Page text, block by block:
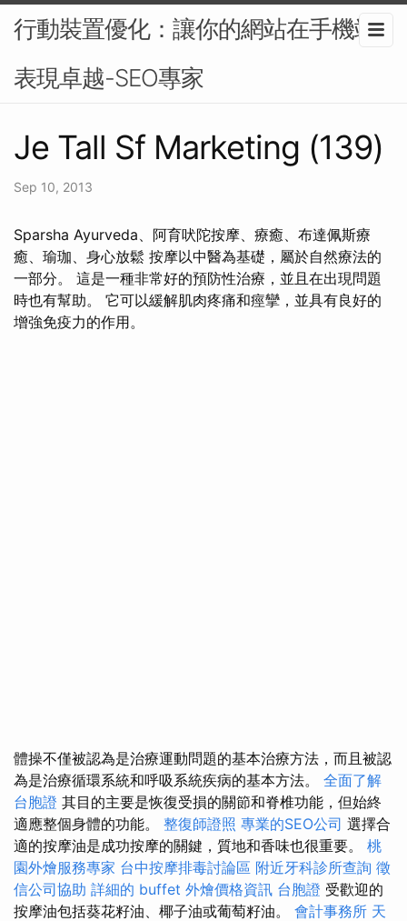
行動裝置優化：讓你的網站在手機端
表現卓越-SEO專家
Je Tall Sf Marketing (139)
Sep 10, 2013
Sparsha Ayurveda、阿育吠陀按摩、療癒、布達佩斯療
癒、瑜珈、身心放鬆 按摩以中醫為基礎，屬於自然療法的
一部分。 這是一種非常好的預防性治療，並且在出現問題
時也有幫助。 它可以緩解肌肉疼痛和痙攣，並具有良好的
增強免疫力的作用。
體操不僅被認為是治療運動問題的基本治療方法，而且被認
為是治療循環系統和呼吸系統疾病的基本方法。 全面了解
台胞證 其目的主要是恢復受損的關節和脊椎功能，但始終
適應整個身體的功能。 整復師證照 專業的SEO公司 選擇合
適的按摩油是成功按摩的關鍵，質地和香味也很重要。 桃
園外燴服務專家 台中按摩排毒討論區 附近牙科診所查詢 徵
信公司協助 詳細的 buffet 外燴價格資訊 台胞證 受歡迎的
按摩油包括葵花籽油、椰子油或葡萄籽油。 會計事務所 天